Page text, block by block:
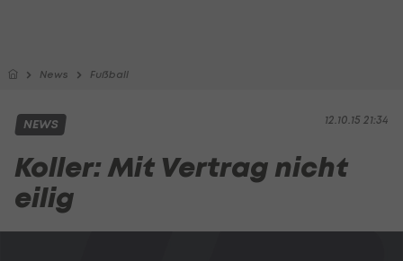
News Fußball
12.10.15 21:34
NEWS
Koller: Mit Vertrag nicht
eilig